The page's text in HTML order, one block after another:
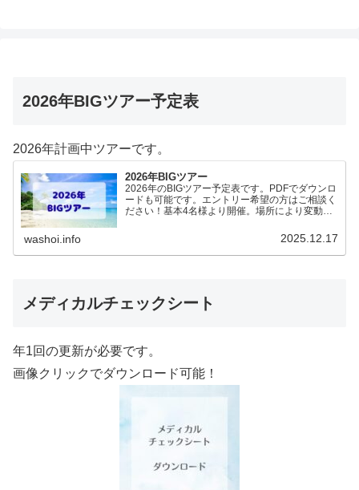
2026年BIGツアー予定表
2026年計画中ツアーです。
2026年BIGツアー
2026年のBIGツアー予定表です。PDFでダウンロ
ードも可能です。エントリー希望の方はご相談く
ださい！基本4名様より開催。場所により変動あ
（12.19更新）ダウンロードPDFでアップロード
washoi.info 2025.12.17
メディカルチェックシート
年1回の更新が必要です。
画像クリックでダウンロード可能！